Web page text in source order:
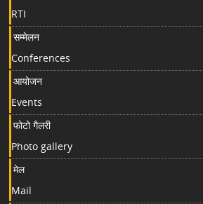
RTI
सम्मेलन
Conferences
आयोजन
Events
फोटो गैलरी
Photo gallery
मेल
Mail